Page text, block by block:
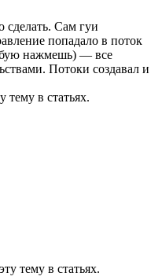
сделать. Сам гуи
попадало в поток
нажмешь) — все
Потоки создавал и
тему в статьях.
тему в статьях.